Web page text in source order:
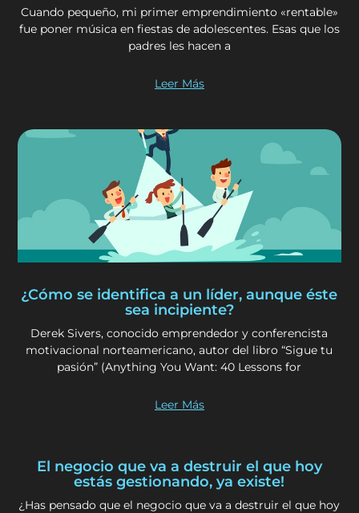
Cuando pequeño, mi primer emprendimiento «rentable»
fue poner música en fiestas de adolescentes. Esas que los
padres les hacen a
Leer Más
¿Cómo se identifica a un líder, aunque éste
sea incipiente?
Derek Sivers, conocido emprendedor y conferencista
motivacional norteamericano, autor del libro “Sigue tu
pasión” (Anything You Want: 40 Lessons for
Leer Más
El negocio que va a destruir el que hoy
estás gestionando, ya existe!
¿Has pensado que el negocio que va a destruir el que hoy